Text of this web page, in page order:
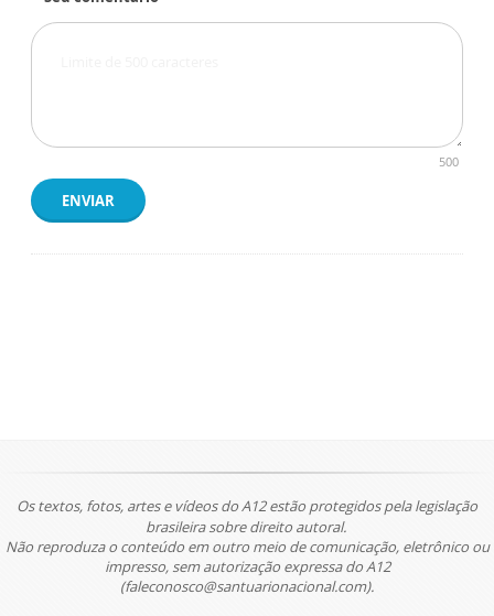
500
ENVIAR
Os textos, fotos, artes e vídeos do A12 estão protegidos pela legislação
brasileira sobre direito autoral.
Não reproduza o conteúdo em outro meio de comunicação, eletrônico ou
impresso, sem autorização expressa do A12
(faleconosco@santuarionacional.com).